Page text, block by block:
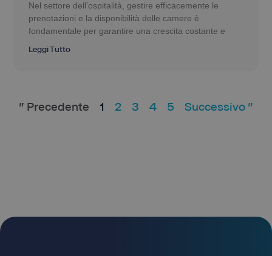
Nel settore dell’ospitalità, gestire efficacemente le
prenotazioni e la disponibilità delle camere è
fondamentale per garantire una crescita costante e
Leggi Tutto
" Precedente 1 2 3 4 5 Successivo "